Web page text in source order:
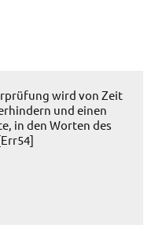
wird von Zeit
und einen
in den Worten des